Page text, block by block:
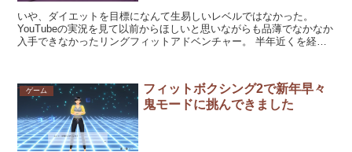
いや、ダイエットを目標になんて生易しいレベルではなかった。
YouTubeの実況を見て以前からほしいと思いながらも品薄でなかなか
入手できなかったリングフィットアドベンチャー。 半年近くを経て
ゲーム
フィットボクシング2で新年早々
鬼モードに挑んできました